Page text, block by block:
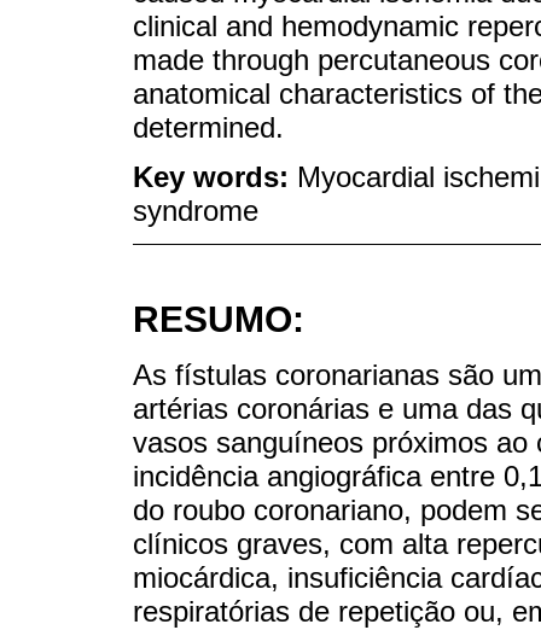
clinical and hemodynamic
made through percutaneous
anatomical characteristics of
determined.
Key words: Myocardial
syndrome
RESUMO:
As fístulas coronarianas são
artérias coronárias e uma das
vasos sanguíneos próximos
incidência angiográfica entre
do roubo coronariano, podem
clínicos graves, com alta
miocárdica, insuficiência
respiratórias de repetição ou,